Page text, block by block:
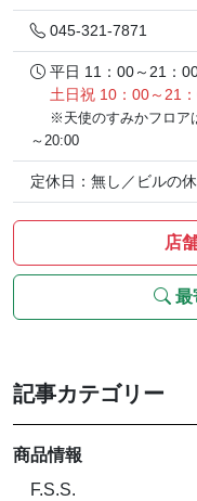
045-321-7871
平日 11：00～21：
土日祝 10：00～21
※天使のすみかフロア
～20:00
定休日：無し／ビルの
店
最
記事カテゴリー
商品情報
F.S.S.